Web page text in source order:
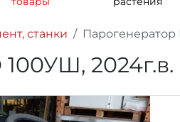
станки
2024г.в.